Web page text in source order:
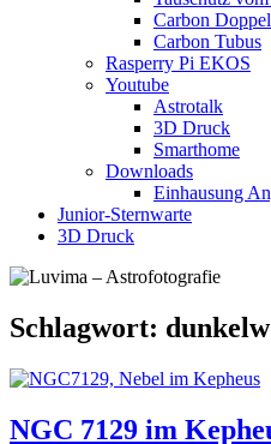
Carbon
Carbon Tubus
Rasperry Pi EKOS
Youtube
Astrotalk
3D Druck
Smarthome
Downloads
Einhausung
Junior-Sternwarte
3D Druck
Schlagwort:
NGC 7129 im